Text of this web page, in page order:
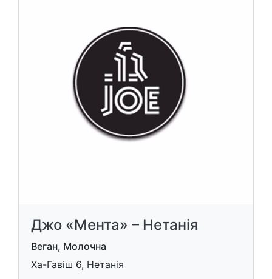
Джо «Мента» – Нетанія
Веган, Молочна
Ха-Гавіш 6, Нетанія